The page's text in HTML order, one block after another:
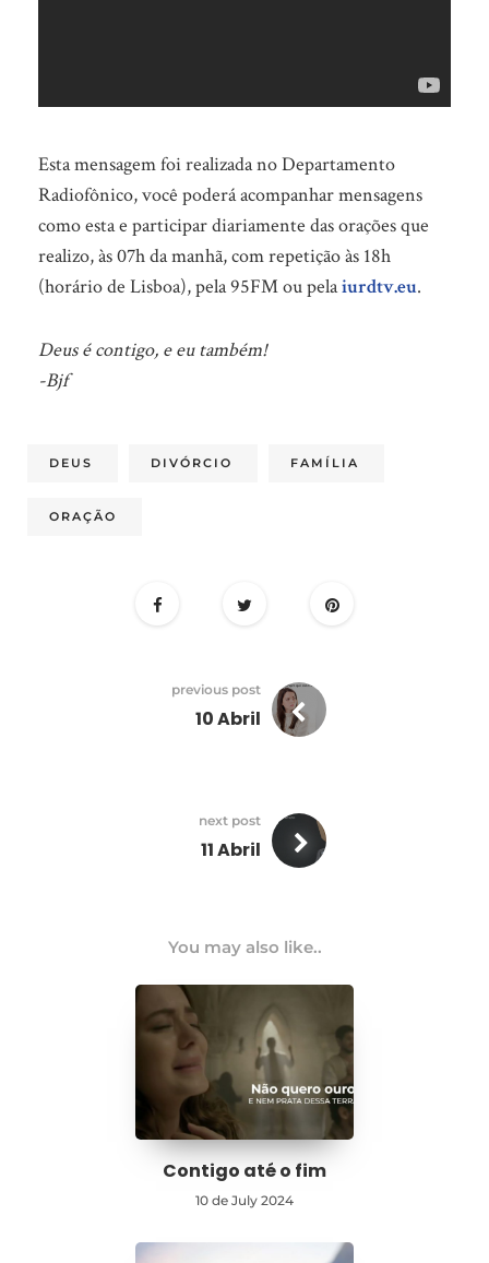
Esta mensagem foi realizada no Departamento
Radiofônico, você poderá acompanhar mensagens
como esta e participar diariamente das orações que
realizo, às 07h da manhã, com repetição às 18h
(horário de Lisboa), pela 95FM ou pelaiurdtv.eu.
Deus é contigo, e eu também!
-Bjf
DEUS DIVÓRCIO FAMÍLIA
ORAÇÃO
previous post
10 Abril
next post
11 Abril
You may also like..
Contigo até o fim
10 de July 2024